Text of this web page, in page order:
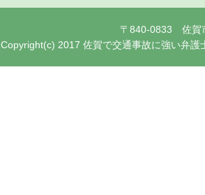
〒840-0833 佐賀
Copyright(c) 2017 佐賀で交通事故に強い弁